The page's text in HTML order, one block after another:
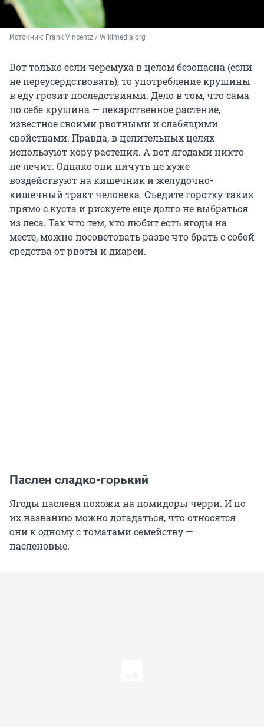
Источник: Frank Vincentz / Wikimedia.org
Вот только если черемуха в целом безопасна (если
не переусердствовать), то употребление крушины
в еду грозит последствиями. Дело в том, что сама
по себе крушина — лекарственное растение,
известное своими рвотными и слабящими
свойствами. Правда, в целительных целях
используют кору растения. А вот ягодами никто
не лечит. Однако они ничуть не хуже
воздействуют на кишечник и желудочно-
кишечный тракт человека. Съедите горстку таких
прямо с куста и рискуете еще долго не выбраться
из леса. Так что тем, кто любит есть ягоды на
месте, можно посоветовать разве что брать с собой
средства от рвоты и диареи.
Паслен сладко-горький
Ягоды паслена похожи на помидоры черри. И по
их названию можно догадаться, что отноcятся
они к одному с томатами семейству —
пасленовые.